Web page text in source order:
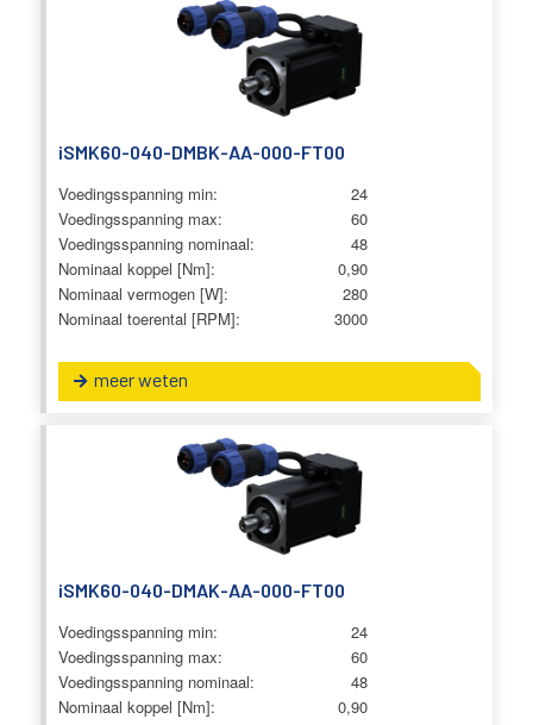
iSMK60-040-DMBK-AA-000-FT00
Voedingsspanning min:
24
Voedingsspanning max:
60
Voedingsspanning nominaal:
48
Nominaal koppel [Nm]:
0,90
Nominaal vermogen [W]:
280
Nominaal toerental [RPM]:
3000
meer weten
iSMK60-040-DMAK-AA-000-FT00
Voedingsspanning min:
24
Voedingsspanning max:
60
Voedingsspanning nominaal:
48
Nominaal koppel [Nm]:
0,90